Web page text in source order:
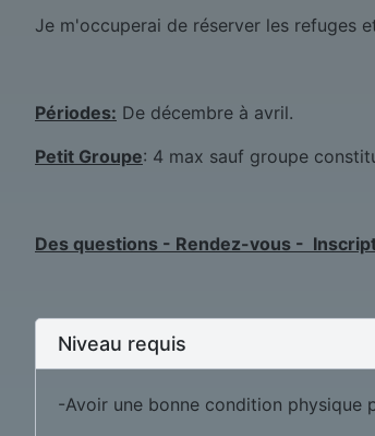
Je m'occuperai de réserver les refuges
Périodes: De décembre à avril.
Petit Groupe: 4 max sauf groupe
Des questions - Rendez-vous -
Niveau requis
-Avoir une bonne condition physique